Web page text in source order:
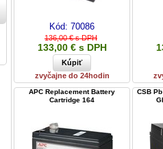
Kód: 70086
136,00 € s DPH
133,00 € s DPH
zvyčajne do 24hodin
APC Replacement Battery
Cartridge 164
CSB